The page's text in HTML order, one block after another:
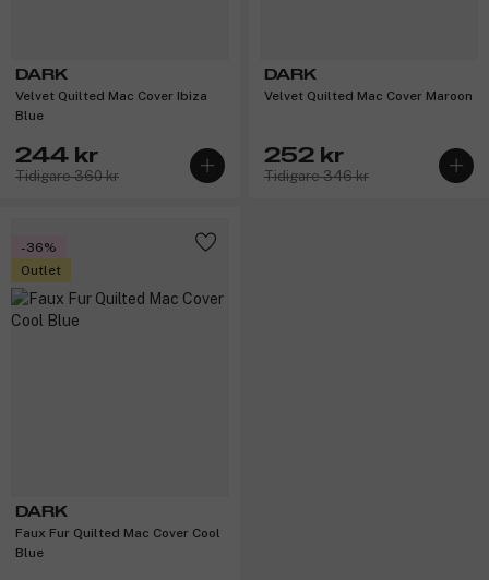
DARK
Velvet Quilted Mac Cover Ibiza
Blue
244 kr
Tidigare 360 kr
DARK
Velvet Quilted Mac Cover Maroon
252 kr
Tidigare 346 kr
-36%
Outlet
DARK
Faux Fur Quilted Mac Cover Cool
Blue